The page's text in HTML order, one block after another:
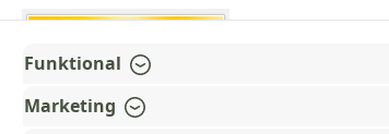
Funktional
Marketing